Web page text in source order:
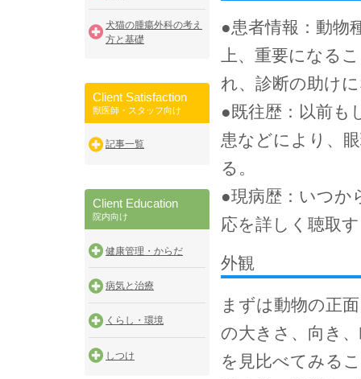
犬猫の腫瘍外科の考え
方と基礎
Client Satisfaction
獣医師・スタッフ向け
記事一覧
Client Education
院内向け
健康管理・からだ
病気と治療
くらし・環境
しつけ
●患者情報：動物
上、重要になる
れ、診断の助け
●既往歴：以前も
患などにより、
る。
●現病歴：いつか
応を詳しく聴取
外観
まずは動物の正
の大きさ、向き
を見比べてみる